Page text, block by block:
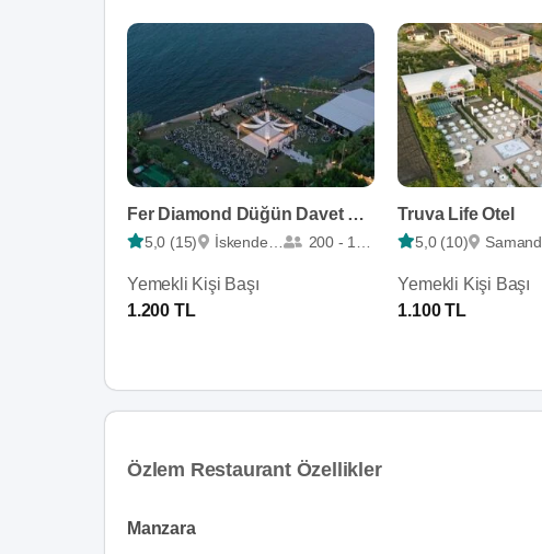
Fer Diamond Düğün Davet Organizasyon
5,0 (15) İskenderun 200 - 1600
Yemekli Kişi Başı
1.200 TL
Truva Life Otel
5,0 (10) Samandağ
Yemekli Kişi Başı
1.100 TL
Özlem Restaurant Özellikler
Manzara